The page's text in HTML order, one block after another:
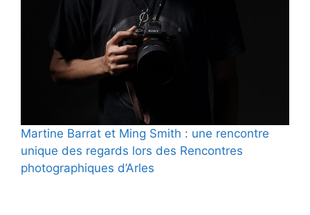
Martine Barrat et Ming Smith : une rencontre
unique des regards lors des Rencontres
photographiques d’Arles